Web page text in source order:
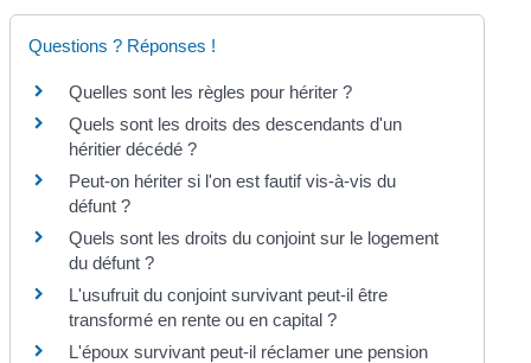
Questions ? Réponses !
Quelles sont les règles pour hériter ?
Quels sont les droits des descendants d'un
héritier décédé ?
Peut-on hériter si l'on est fautif vis-à-vis du
défunt ?
Quels sont les droits du conjoint sur le logement
du défunt ?
L'usufruit du conjoint survivant peut-il être
transformé en rente ou en capital ?
L'époux survivant peut-il réclamer une pension